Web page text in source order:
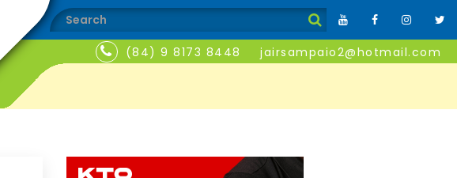
(84) 9 8173 8448 jairsampaio2@hotmail.com